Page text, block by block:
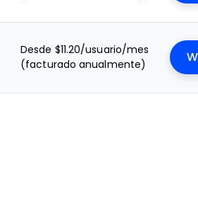
Desde $11.20/usuario/mes
(facturado anualmente)